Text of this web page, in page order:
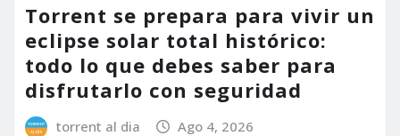
Torrent se prepara para vivir un
eclipse solar total histórico:
todo lo que debes saber para
disfrutarlo con seguridad
torrent al dia Ago 4, 2026